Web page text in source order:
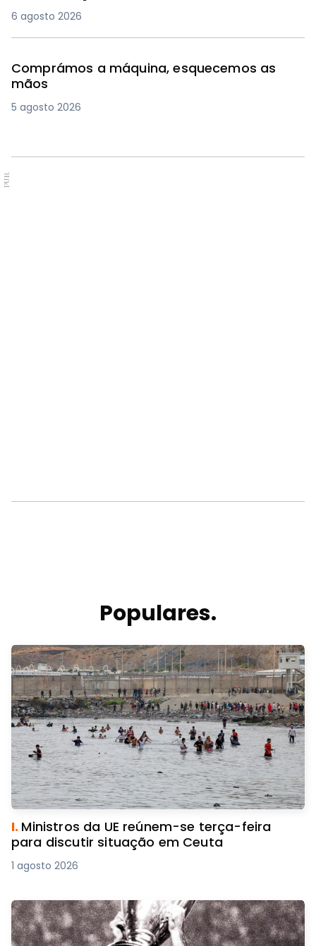
6 agosto 2026
Comprámos a máquina, esquecemos as
mãos
5 agosto 2026
PUB.
Populares.
I. Ministros da UE reúnem-se terça-feira
para discutir situação em Ceuta
1 agosto 2026